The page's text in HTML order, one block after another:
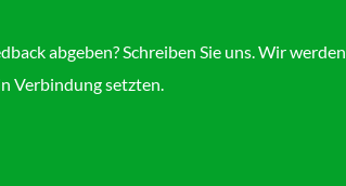
abgeben? Schreiben Sie uns. Wir werden
Verbindung setzten.